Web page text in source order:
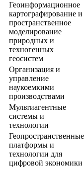
Геоинформационное
картографирование и
пространственное
моделирование
природных и
техногенных
геосистем
Организация и
управление
наукоемкими
производствами
Мультиагентные
системы и
технологии
Геопространственные
платформы и
технологии для
цифровой экономики